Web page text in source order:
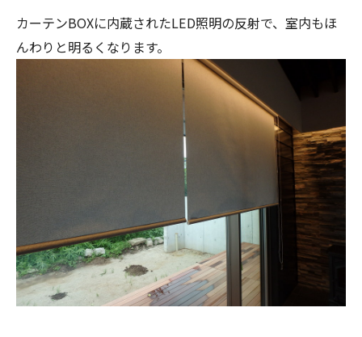
カーテンBOXに内蔵されたLED照明の反射で、室内もほ
んわりと明るくなります。